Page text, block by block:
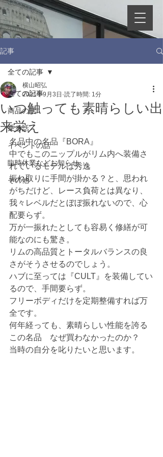
記事
全ての記事
商品の話
乗る話
イベントの話
臨時休業などお知らせ
その他
全ての記事
いつ触っても素晴らしい出
来栄え
横山昭弘
2021年9月3日 読了時間: 1分
名品中の名品『BORA』
中でもこのニップルがリム内へ装備さ
れているモデルは秀逸
振れ取りに手間が掛かる？と、思われ
がちだけど、レース負荷とは異なり、
我々レベルだとぼぼ振れないので、心
配要らず。
万が一振れたとしても容易く修繕が可
能なのにも驚き。
リムの高品質とトータルバランスの良
さがそうさせるのでしょう。
ハブに至っては『CULT』を装備してい
るので、手間要らず。
フリーボディだけを定期整備すれば万
全です。
何年経っても、素晴らしい性能を誇る
この名品　なぜ買わなかったのか？
当時の自分を叱りたいと思います。